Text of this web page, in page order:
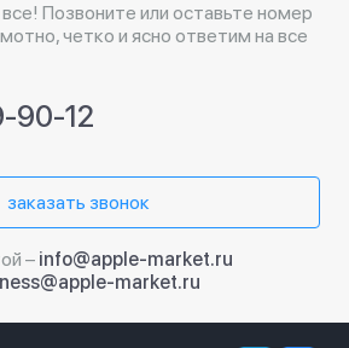
Позвоните или оставьте номер
четко и ясно ответим на все
90-12
заказать звонок
– info@apple-market.ru
market.ru